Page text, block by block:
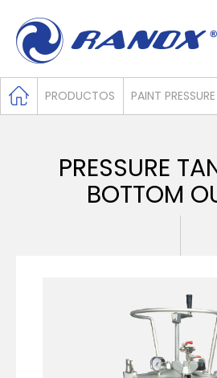
PRODUCTOS PAINT
PRESSURE
BOTTOM